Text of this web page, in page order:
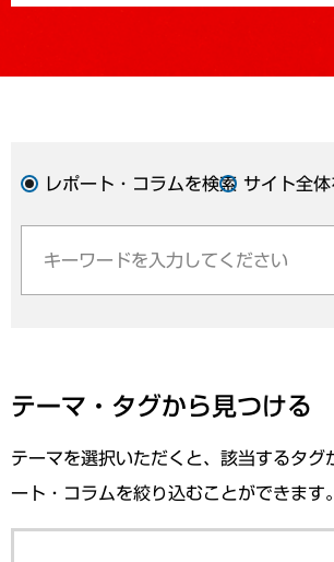
レポート・コラムを検索 サイト全
テーマ・タグから見つける
テーマを選択いただくと、該当するタグ
ート・コラムを絞り込むことができます。